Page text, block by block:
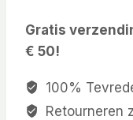
Gratis
€ 50!
100%
Retourneren